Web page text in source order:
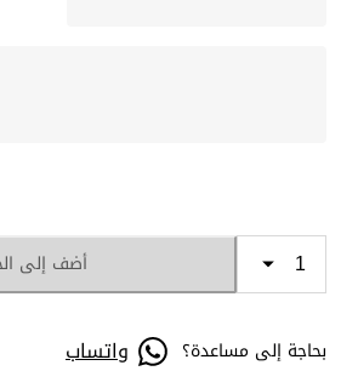
أضف إلى
بحاجة إلى مساعدة؟ واتساب